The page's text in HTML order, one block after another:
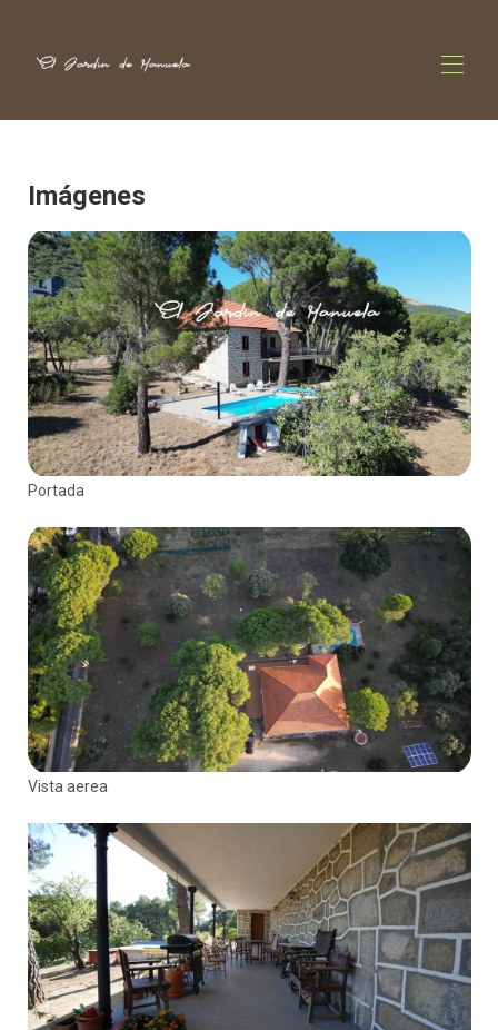
Imágenes
Portada
Vista aerea